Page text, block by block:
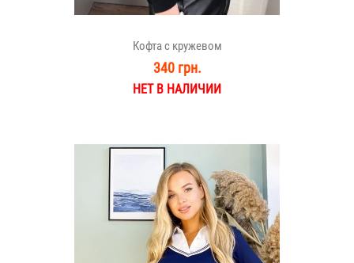
Кофта с кружевом
340 грн.
НЕТ В НАЛИЧИИ